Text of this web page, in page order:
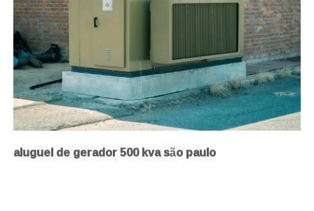
aluguel de gerador 500 kva são paulo